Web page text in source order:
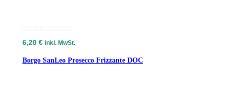
6,20 € inkl. MwSt.
Borgo SanLeo Prosecco Frizzante DOC